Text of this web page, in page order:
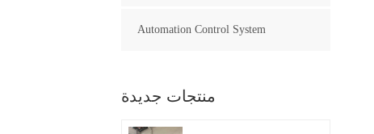
Automation Control System
منتجات جديدة